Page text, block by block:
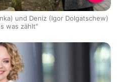
und Deniz (Igor Dolgatschew)
was zählt"